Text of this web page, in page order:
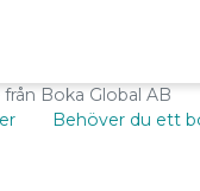
från Boka Global AB
Behöver du ett